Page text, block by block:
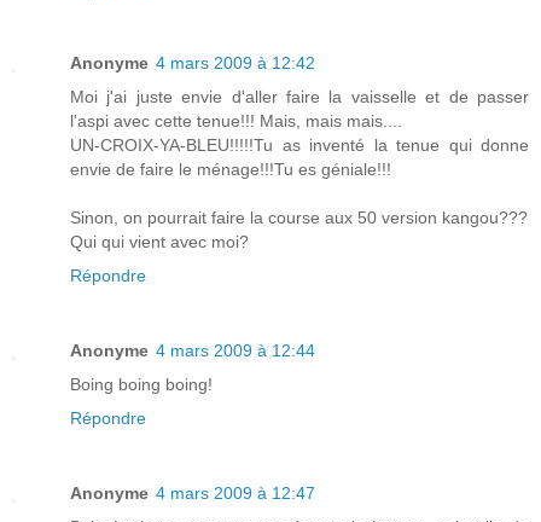
Anonyme 4 mars 2009 à 12:42
Moi j'ai juste envie d'aller faire la vaisselle et de passer
l'aspi avec cette tenue!!! Mais, mais mais....
UN-CROIX-YA-BLEU!!!!!Tu as inventé la tenue qui donne
envie de faire le ménage!!!Tu es géniale!!!
Sinon, on pourrait faire la course aux 50 version kangou???
Qui qui vient avec moi?
Répondre
Anonyme 4 mars 2009 à 12:44
Boing boing boing!
Répondre
Anonyme 4 mars 2009 à 12:47